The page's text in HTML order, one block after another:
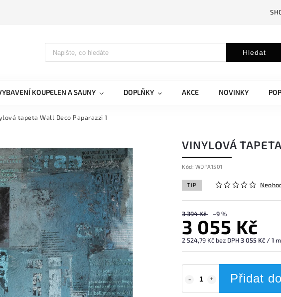
Hledat
KOUPELEN A SAUNY DOPLŇKY AKCE NOVINKY
tapeta Wall Deco Paparazzi 1
VINYLOVÁ
Kód: WDPA1501
TIP
3 394 Kč –9 %
3 055 Kč
2 524,79 Kč bez DPH3 055 Kč / 1
Přidat